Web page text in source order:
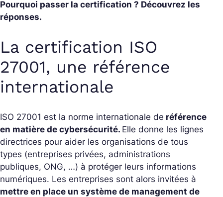
Pourquoi passer la certification ? Découvrez les
réponses.
La certification ISO
27001, une référence
internationale
ISO 27001 est la norme internationale de référence
en matière de cybersécurité. Elle donne les lignes
directrices pour aider les organisations de tous
types (entreprises privées, administrations
publiques, ONG, …) à protéger leurs informations
numériques. Les entreprises sont alors invitées à
mettre en place un système de management de